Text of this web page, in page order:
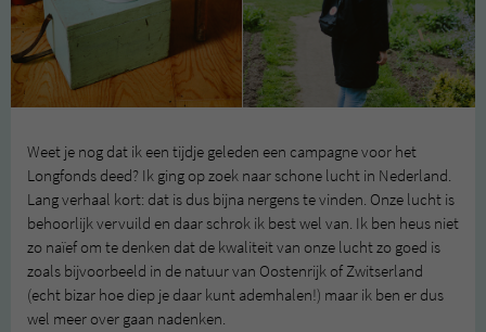
Weet je nog dat ik een tijdje geleden een campagne voor het
Longfonds deed? Ik ging op zoek naar schone lucht in Nederland.
Lang verhaal kort: dat is dus bijna nergens te vinden. Onze lucht is
behoorlijk vervuild en daar schrok ik best wel van. Ik ben heus niet
zo naïef om te denken dat de kwaliteit van onze lucht zo goed is
zoals bijvoorbeeld in de natuur van Oostenrijk of Zwitserland
(echt bizar hoe diep je daar kunt ademhalen!) maar ik ben er dus
wel meer over gaan nadenken.